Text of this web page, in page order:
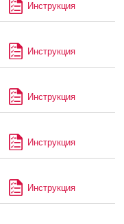
Инструкция
Инструкция
Инструкция
Инструкция
Инструкция